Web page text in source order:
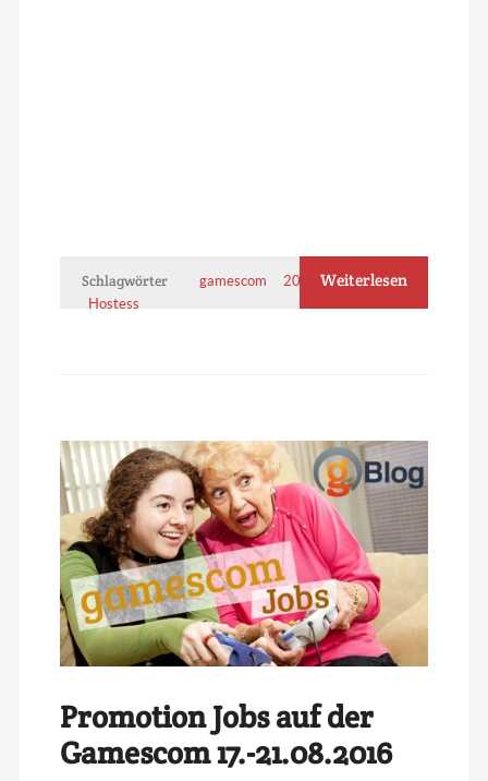
Schlagwörter gamescom 2016
Jobs
Hostess
Weiterlesen
Promotion Jobs auf der
Gamescom 17.-21.08.2016